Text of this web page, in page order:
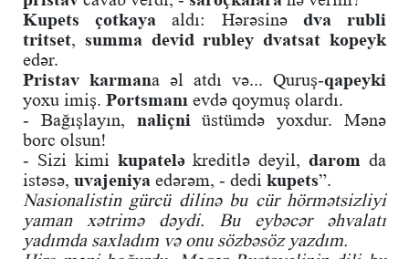
Kupets çotkaya aldı: Hərəsinə dva rubli
tritset, summa devid rubley dvatsat kopeyk
edər.
Pristav karmana əl atdı və... Quruş-qapeyki
yoxu imiş. Portsmanı evdə qoymuş olardı.
- Bağışlayın, naliçni üstümdə yoxdur. Mənə
borc olsun!
- Sizi kimi kupateləkreditlə deyil,darom da
istəsə, uvajeniya edərəm, - dedi kupets”.
Nasionalistin gürcü dilinə bu cür hörmətsizliyi
yaman xətrimə dəydi. Bu eybəcər əhvalatı
yadımda saxladım və onu sözbəsöz yazdım.